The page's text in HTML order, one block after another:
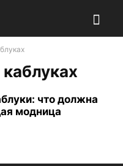
что должна
модница